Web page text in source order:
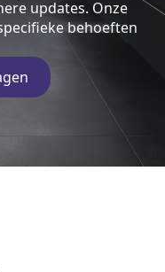
updates. Onze
behoeften